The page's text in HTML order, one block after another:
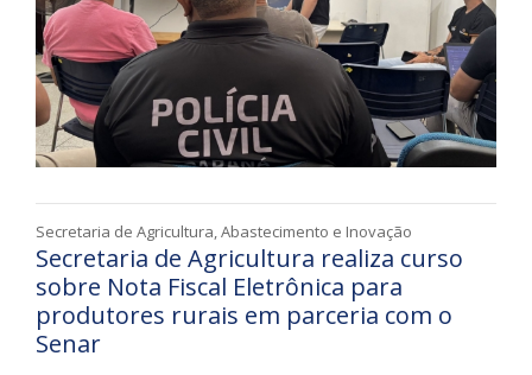
Secretaria de Agricultura, Abastecimento e Inovação
Secretaria de Agricultura realiza curso
sobre Nota Fiscal Eletrônica para
produtores rurais em parceria com o
Senar